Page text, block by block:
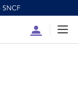
Compte